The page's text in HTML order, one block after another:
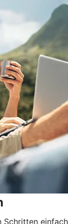
Schritten einfach